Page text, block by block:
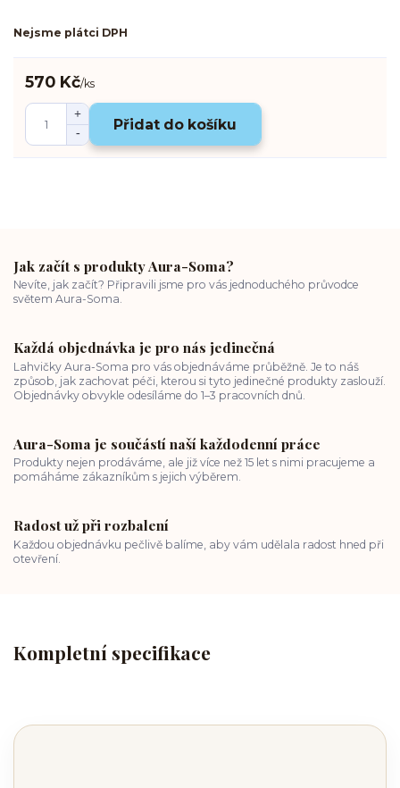
Nejsme plátci DPH
570 Kč/ks
Přidat do košíku
Jak začít s produkty Aura-Soma?
Nevíte, jak začít? Připravili jsme pro vás jednoduchého průvodce
světem Aura-Soma.
Každá objednávka je pro nás jedinečná
Lahvičky Aura-Soma pro vás objednáváme průběžně. Je to náš
způsob, jak zachovat péči, kterou si tyto jedinečné produkty zaslouží.
Objednávky obvykle odesíláme do 1–3 pracovních dnů.
Aura-Soma je součástí naší každodenní práce
Produkty nejen prodáváme, ale již více než 15 let s nimi pracujeme a
pomáháme zákazníkům s jejich výběrem.
Radost už při rozbalení
Každou objednávku pečlivě balíme, aby vám udělala radost hned při
otevření.
Kompletní specifikace